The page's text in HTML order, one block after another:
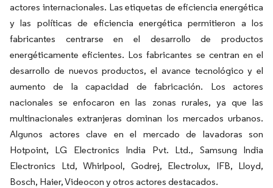
actores internacionales. Las etiquetas de eficiencia energética
y las políticas de eficiencia energética permitieron a los
fabricantes centrarse en el desarrollo de productos
energéticamente eficientes. Los fabricantes se centran en el
desarrollo de nuevos productos, el avance tecnológico y el
aumento de la capacidad de fabricación. Los actores
nacionales se enfocaron en las zonas rurales, ya que las
multinacionales extranjeras dominan los mercados urbanos.
Algunos actores clave en el mercado de lavadoras son
Hotpoint, LG Electronics India Pvt. Ltd., Samsung India
Electronics Ltd, Whirlpool, Godrej, Electrolux, IFB, Lloyd,
Bosch, Haier, Videocon y otros actores destacados.